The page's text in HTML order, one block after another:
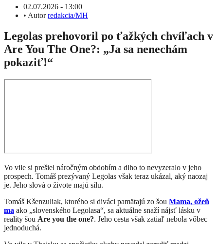
02.07.2026 - 13:00
• Autorredakcia/MH
Legolas prehovoril po ťažkých chvíľach v
Are You The One?: „Ja sa nenechám
pokaziť!“
Vo vile si prešiel náročným obdobím a dlho to nevyzeralo v jeho
prospech. Tomáš prezývaný Legolas však teraz ukázal, aký naozaj
je. Jeho slová o živote majú silu.
Tomáš Kšenzuliak, ktorého si diváci pamätajú zo šou Mama, ožeň
ma ako „slovenského Legolasa“, sa aktuálne snaží nájsť lásku v
reality šou Are you the one?. Jeho cesta však zatiaľ nebola vôbec
jednoduchá.